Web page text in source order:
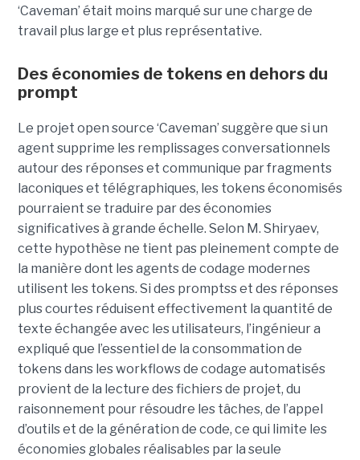
‘Caveman’ était moins marqué sur une charge de
travail plus large et plus représentative.
Des économies de tokens en dehors du
prompt
Le projet open source ‘Caveman’ suggère que si un
agent supprime les remplissages conversationnels
autour des réponses et communique par fragments
laconiques et télégraphiques, les tokens économisés
pourraient se traduire par des économies
significatives à grande échelle. Selon M. Shiryaev,
cette hypothèse ne tient pas pleinement compte de
la manière dont les agents de codage modernes
utilisent les tokens. Si des promptss et des réponses
plus courtes réduisent effectivement la quantité de
texte échangée avec les utilisateurs, l’ingénieur a
expliqué que l’essentiel de la consommation de
tokens dans les workflows de codage automatisés
provient de la lecture des fichiers de projet, du
raisonnement pour résoudre les tâches, de l’appel
d’outils et de la génération de code, ce qui limite les
économies globales réalisables par la seule